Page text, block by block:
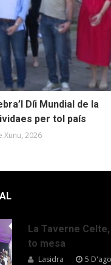
Díi Mundial de la
per tol país
Xunu, 2026
La Taverne
to mesa
Lasidra 5